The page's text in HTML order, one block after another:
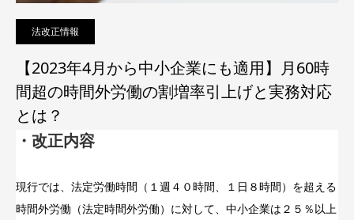
法改正情報
【2023年4月から中小企業にも適用】月60時
間超の時間外労働の割増率引上げと実務対応
とは？
・改正内容
現行では、法定労働時間（１週４０時間、１日８時間）を超える
時間外労働（法定時間外労働）に対して、中小企業は２５％以上